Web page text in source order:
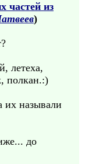
частей из
)
летеха,
полкан.:)
их называли
до